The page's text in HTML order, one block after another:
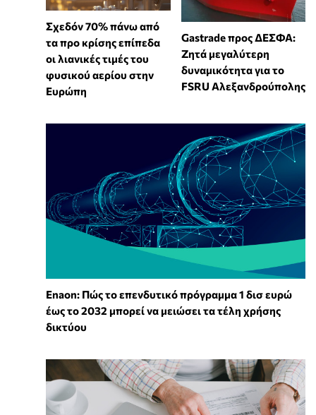
Σχεδόν 70% πάνω από
τα προ κρίσης επίπεδα
οι λιανικές τιμές του
φυσικού αερίου στην
Ευρώπη
Gastrade προς ΔΕΣΦΑ:
Ζητά μεγαλύτερη
δυναμικότητα για το
FSRU Αλεξανδρούπολης
Enaon: Πώς το επενδυτικό πρόγραμμα 1 δισ ευρώ
έως το 2032 μπορεί να μειώσει τα τέλη χρήσης
δικτύου